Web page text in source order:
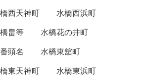
西天神町
水橋西浜町
畠等
水橋花の井町
頭名
水橋東舘町
東天神町
水橋東浜町